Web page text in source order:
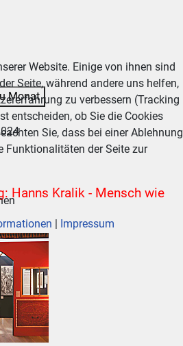
Monat
Hanns Kralik - Mensch wie
Website. Einige von ihnen sind
Seite, während andere uns helfen,
zu verbessern (Tracking
entscheiden, ob Sie die Cookies
Sie, dass bei einer Ablehnung
der Seite zur
| Impressum